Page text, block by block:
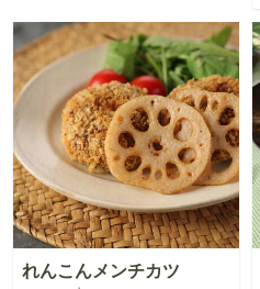
れんこんメンチカツ